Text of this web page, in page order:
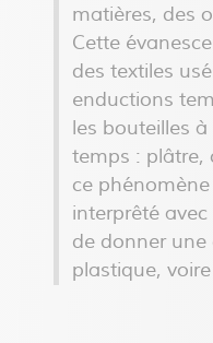
matières, des
Cette
des textiles
enductions
les bouteilles
temps : plâtre,
ce
interprêté
de donner
plastique,